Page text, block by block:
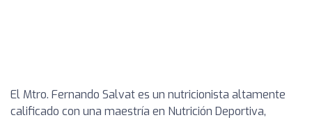
El Mtro. Fernando Salvat es un nutricionista altamente
calificado con una maestría en Nutrición Deportiva,